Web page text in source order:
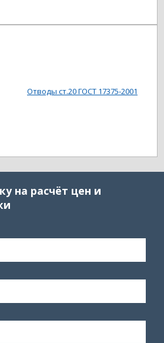
Отводы ст.20 ГОСТ 17375-2001
на расчёт цен и